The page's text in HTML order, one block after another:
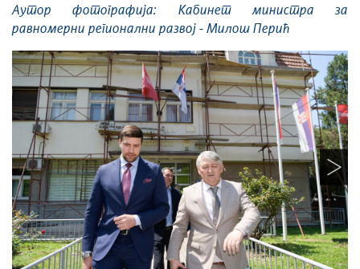
Аутор фотографија: Кабинет министра за
равномерни регионални развој - Милош Перић